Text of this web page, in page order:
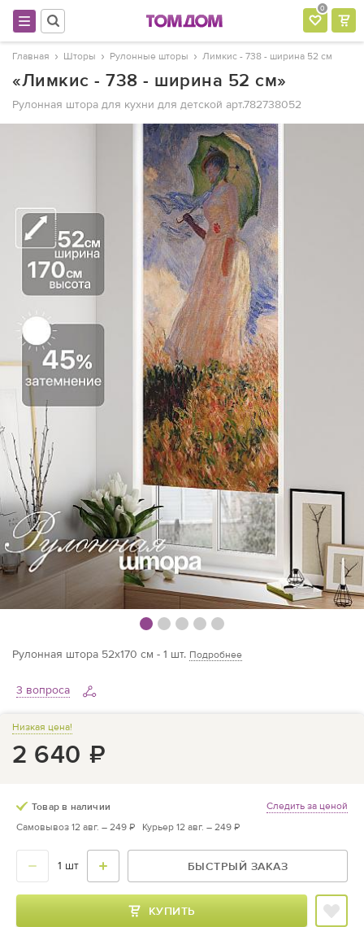
0
Главная Шторы Рулонные шторы Лимкис - 738 - ширина 52 см
«Лимкис - 738 - ширина 52 см»
Рулонная штора для кухни для детской арт.782738052
Рулонная штора 52х170 см - 1 шт. Подробнее
3 вопроса
Низкая цена!
2 640 ₽
Товар в наличии
Следить за ценой
Самовывоз 12 авг. – 249 ₽ Курьер 12 авг. – 249 ₽
БЫСТРЫЙ ЗАКАЗ
КУПИТЬ